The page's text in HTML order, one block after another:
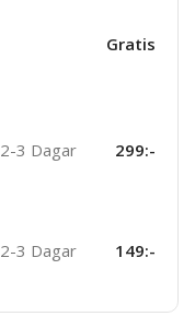
Gratis
2-3 Dagar 299:-
2-3 Dagar 149:-